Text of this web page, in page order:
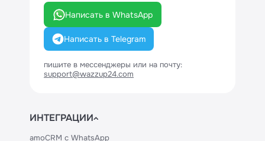
Написать в WhatsApp
Написать в Telegram
пишите в мессенджеры или на почту:
support@wazzup24.com
ИНТЕГРАЦИИ
amoCRM с WhatsApp